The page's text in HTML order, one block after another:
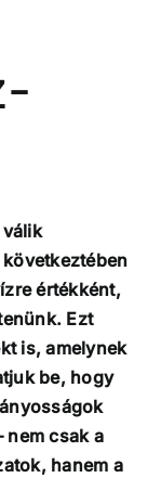
értékként,
Ezt
is, amelynek
be, hogy
nem csak a
hanem a